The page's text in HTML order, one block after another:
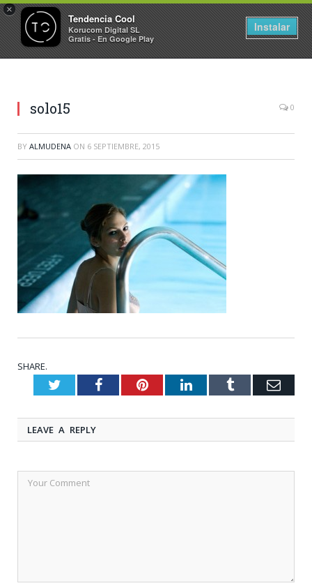
×
Tendencia Cool
Korucom Digital SL
Gratis - En Google Play
Instalar
solo15 0
BY ALMUDENA ON 6 SEPTIEMBRE, 2015
SHARE.
TwitterFacebookPinterestLinkedInTumblr
LEAVE A REPLY